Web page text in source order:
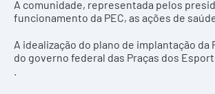
A comunidade, representada pelos
funcionamento da PEC, as ações de
A idealização do plano de implantação
do governo federal das Praças dos